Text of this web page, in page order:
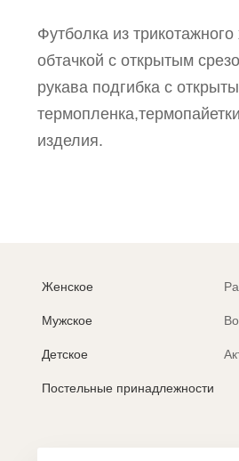
Футболка из
обтачкой с открытым
рукава подгибка с
изделия.
Женское
Мужское
Детское
Постельные принадлежности